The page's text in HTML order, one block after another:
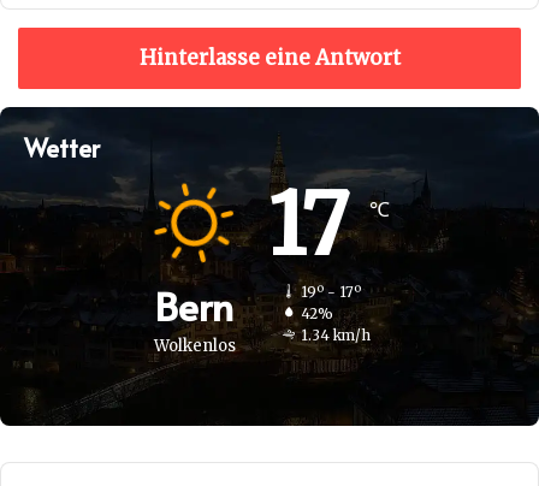
Hinterlasse eine Antwort
Wetter
Bern
Wolkenlos
17℃
19º - 17º
42%
1.34 km/h